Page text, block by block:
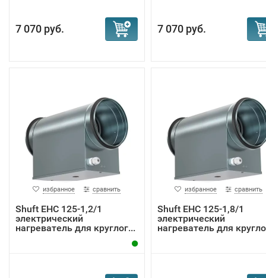
7 070 руб. 7 070 руб.
избранное сравнить
Shuft EHC 125-1,2/1
электрический
нагреватель для круглог...
избранное сравнить
Shuft EHC 125-1,8/1
электрический
нагреватель для